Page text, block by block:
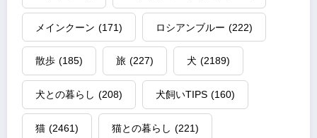
メインクーン (171) ロシアンブルー (222)
散歩 (185) 旅 (227) 犬 (2189)
犬との暮らし (208) 犬飼いTIPS (160)
猫 (2461) 猫との暮らし (221)